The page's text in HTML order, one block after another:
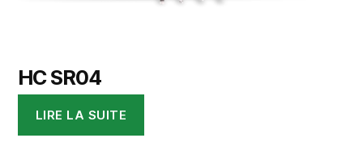
HC SR04
LIRE LA SUITE